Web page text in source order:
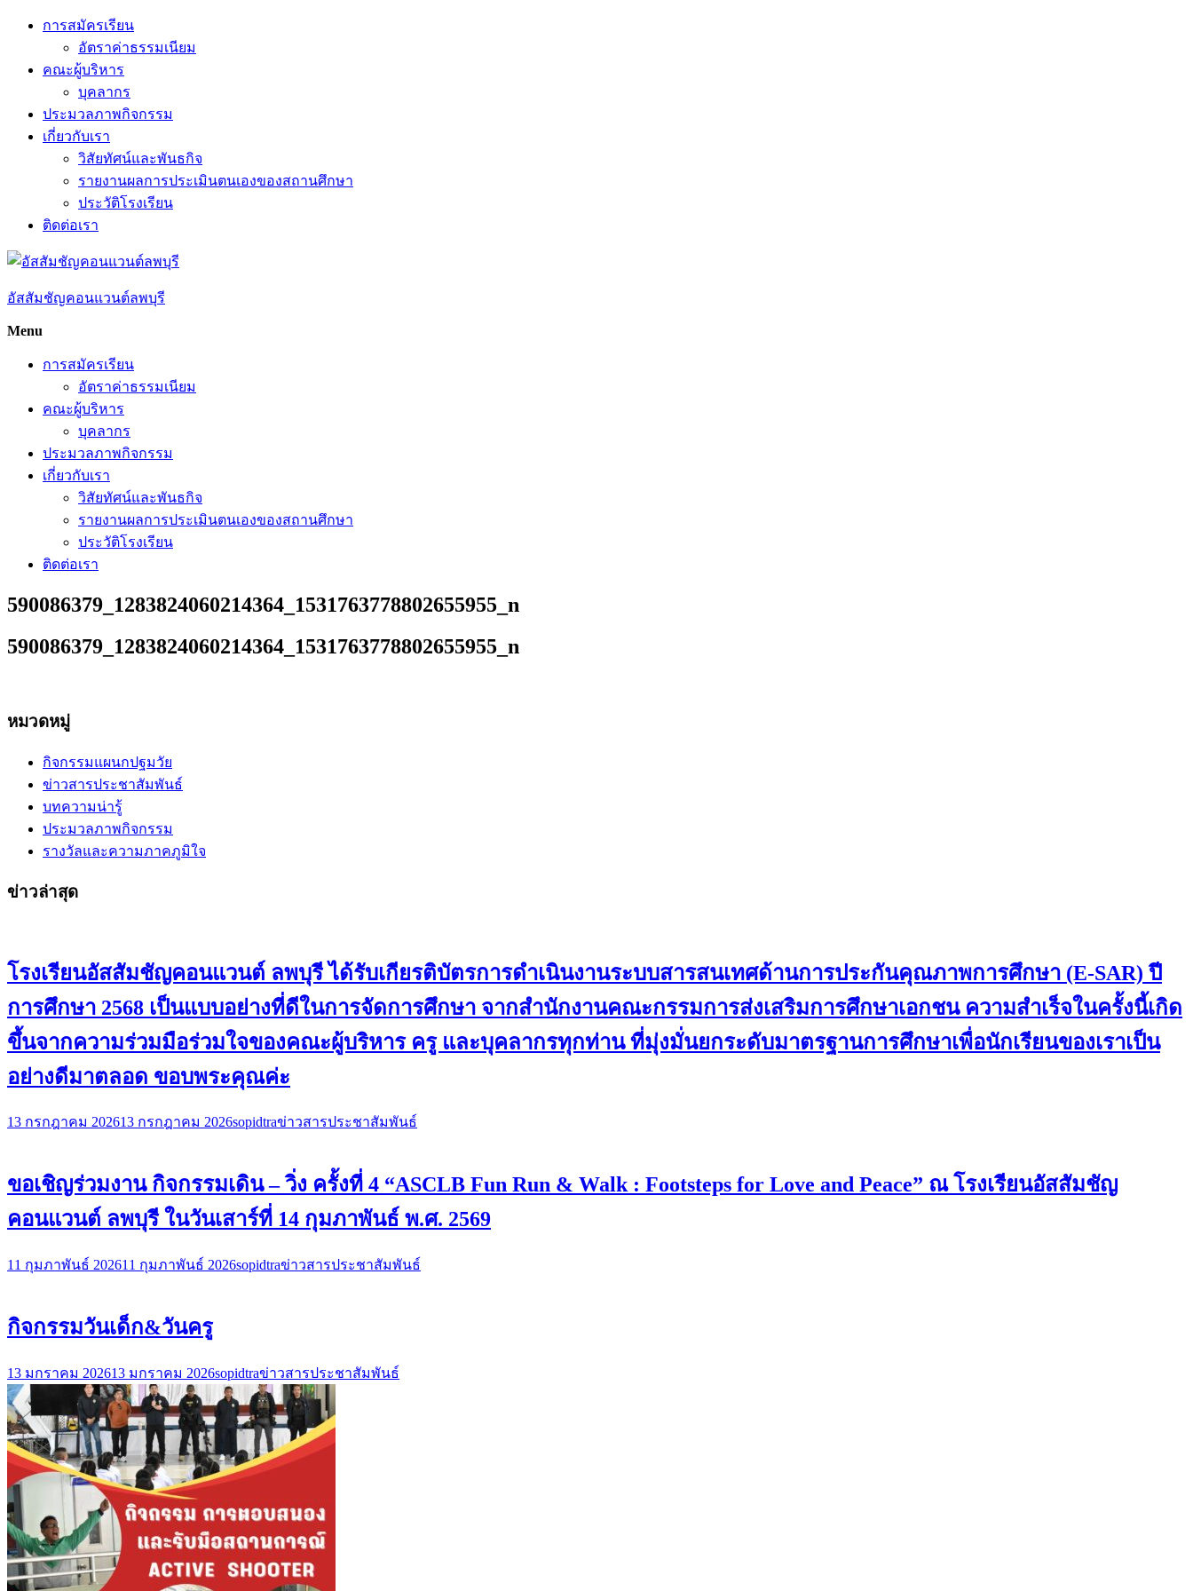
Skip
การสมัครเรียน
อัตราค่าธรรมเนียม
คณะผู้บริหาร
บุคลากร
ประมวลภาพกิจกรรม
เกี่ยวกับเรา
วิสัยทัศน์และพันธกิจ
รายงานผลการประเมินตนเองของสถานศึกษา
ประวัติโรงเรียน
ติดต่อเรา
อัสสัมชัญคอนแวนต์ลพบุรี
Menu
การสมัครเรียน
อัตราค่าธรรมเนียม
คณะผู้บริหาร
บุคลากร
ประมวลภาพกิจกรรม
เกี่ยวกับเรา
วิสัยทัศน์และพันธกิจ
รายงานผลการประเมินตนเองของสถานศึกษา
ประวัติโรงเรียน
ติดต่อเรา
590086379_1283824060214364_1531763778802655955_n
590086379_1283824060214364_1531763778802655955_n
หมวดหมู่
กิจกรรมแผนกปฐมวัย
ข่าวสารประชาสัมพันธ์
บทความน่ารู้
ประมวลภาพกิจกรรม
รางวัลและความภาคภูมิใจ
ข่าวล่าสุด
โรงเรียนอัสสัมชัญคอนแวนต์ ลพบุรี ได้รับเกียรติบัตรการดำเนินงานระบบสารสนเทศด้านการประกันคุณภาพการศึกษา (E-SAR) ปี
การศึกษา 2568 เป็นแบบอย่างที่ดีในการจัดการศึกษา จากสำนักงานคณะกรรมการส่งเสริมการศึกษาเอกชน ความสำเร็จในครั้งนี้เกิด
ขึ้นจากความร่วมมือร่วมใจของคณะผู้บริหาร ครู และบุคลากรทุกท่าน ที่มุ่งมั่นยกระดับมาตรฐานการศึกษาเพื่อนักเรียนของเราเป็น
อย่างดีมาตลอด ขอบพระคุณค่ะ
13 กรกฎาคม 202613 กรกฎาคม 2026sopidtraข่าวสารประชาสัมพันธ์
ขอเชิญร่วมงาน กิจกรรมเดิน – วิ่ง ครั้งที่ 4 “ASCLB Fun Run & Walk : Footsteps for Love and Peace” ณ โรงเรียนอัสสัมชัญ
คอนแวนต์ ลพบุรี ในวันเสาร์ที่ 14 กุมภาพันธ์ พ.ศ. 2569
11 กุมภาพันธ์ 202611 กุมภาพันธ์ 2026sopidtraข่าวสารประชาสัมพันธ์
กิจกรรมวันเด็ก&วันครู
13 มกราคม 202613 มกราคม 2026sopidtraข่าวสารประชาสัมพันธ์